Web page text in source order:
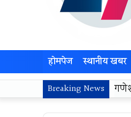
होमपेज स्थानीय खबर
Breaking News